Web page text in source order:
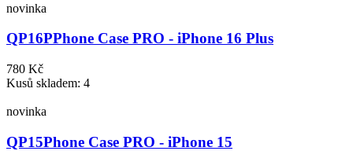
novinka
QP16PPhone Case PRO - iPhone 16 Plus
780 Kč
Kusů skladem: 4
novinka
QP15Phone Case PRO - iPhone 15